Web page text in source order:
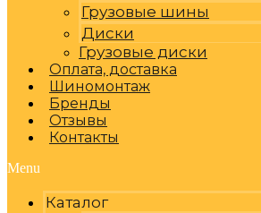
Грузовые шины
Диски
Грузовые диски
Оплата, доставка
Шиномонтаж
Бренды
Отзывы
Контакты
Menu
Каталог